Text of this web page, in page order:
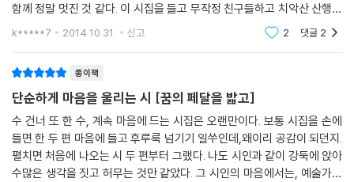
함께 정말 멋진 것 같다. 이 시집을 들고 무작정 친구들하고 치악산 산행에
올랐다. 오르는 길 중간에 잠시 커피한잔과 간식타임 나의 낭랑한 목소리
k*****7 2014.10.31. 신고 2 댓글 2
종이책
단순하게 마음을 울리는 시 [꿈의 페달을 밟고]
수 건너 또 한 수, 계속 마음에 드는 시집은 오랜만이다. 보통 시집을 손에
들면 한 두 편 마음에 들고 후루룩 넘기기 일쑤인데,왜이리 공감이 되던지.
펼치면 처음에 나오는 시 두 편부터 그랬다. 나도 시인과 같이 강둑에 앉아
수많은 생각을 짓고 허무는 것만 같았다. 그 시인의 마음에서는, 예술가의